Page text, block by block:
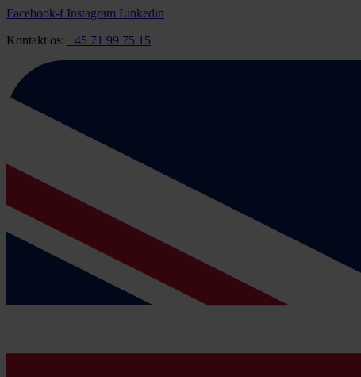
Videre
indhold
Facebook-f Instagram Linkedin
Kontakt os: +45 71 99 75 15